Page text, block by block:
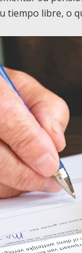
tiempo libre, o